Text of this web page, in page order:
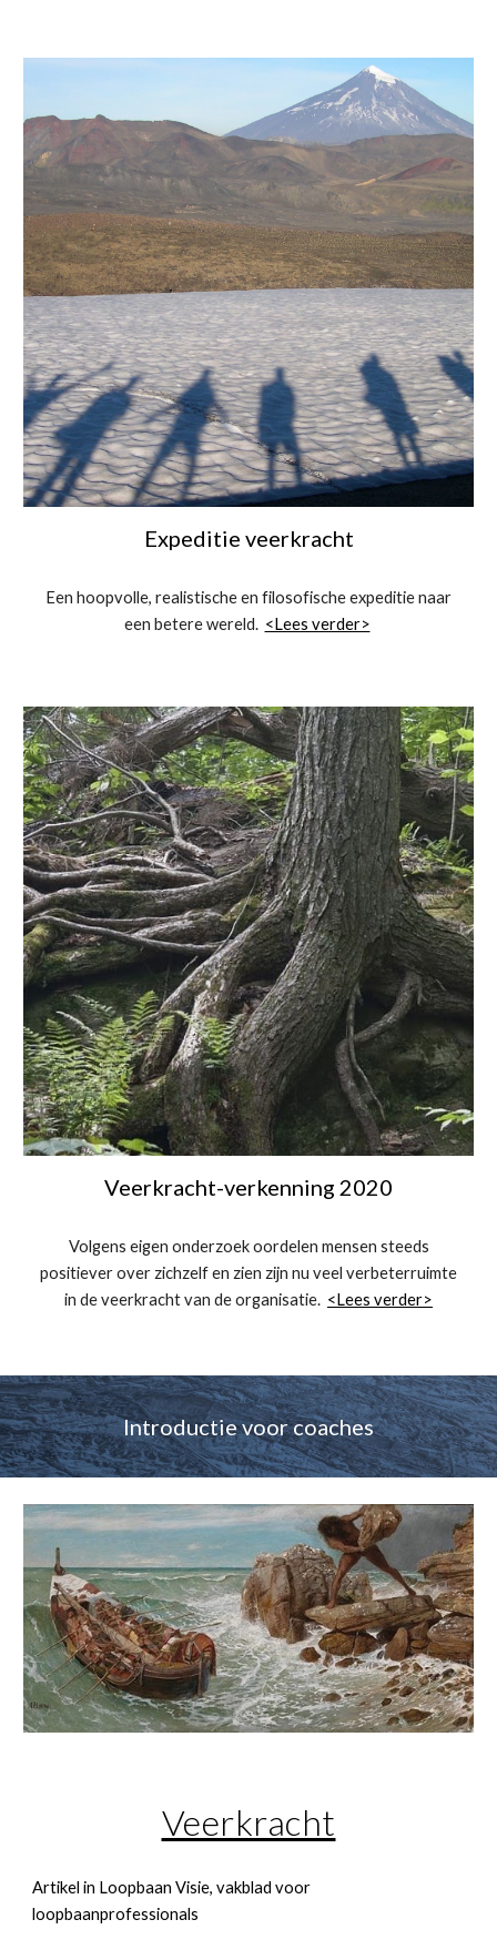
Expeditie veerkracht
Een hoopvolle, realistische en filosofische expeditie naar
een betere wereld. <Lees verder>
Veerkracht-verkenning 2020
Volgens eigen onderzoek oordelen mensen steeds
positiever over zichzelf en zien zijn nu veel verbeterruimte
in de veerkracht van de organisatie. <Lees verder>
Introductie voorcoaches
Veerkracht
Artikel in Loopbaan Visie, vakblad voor
loopbaanprofessionals